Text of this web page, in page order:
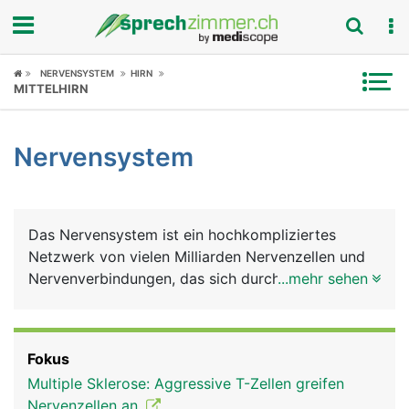
Fokus
Symptome
News
Rubriken
NERVENSYSTEM HIRN
MITTELHIRN
Nervensystem
Das Nervensystem ist ein hochkompliziertes
Netzwerk von vielen Milliarden Nervenzellen und
Nervenverbindungen, das sich durch den ganzen
und unbewussten Körperfunktionen steuert und
aufeinander abstimmt. Das Gehirn ist dabei die
...mehr sehen
Fokus
Multiple Sklerose: Aggressive T-Zellen greifen
Nervenzellen an